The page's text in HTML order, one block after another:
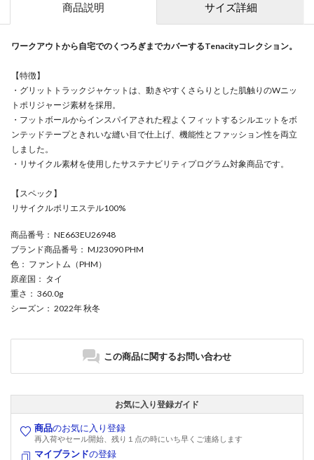
商品説明 サイズ詳細
ワークアウトから自宅でのくつろぎまでカバーするTenacityコレクション。
【特徴】
・グリットトラックジャケットは、動きやすくさらりとした肌触りのWニッ
トポリジャージ素材を採用。
・フットボールからインスパイアされた程よくフィットするシルエットをボ
ンテッドテープときれいな縫い目で仕上げ、機能性とファッション性を両立
しました。
・リサイクル素材を使用したサステナビリティプログラム対象商品です。
【スペック】
リサイクルポリエステル100%
商品番号 ： NE663EU26948
ブランド商品番号 ： MJ23090 PHM
色 ： ファントム（PHM）
原産国 ： タイ
重さ ： 360.0g
シーズン ： 2022年 秋冬
この商品に関するお問い合わせ
お気に入り登録ガイド
商品のお気に入り登録
再入荷やセール開始、残り１点の時にいち早くご連絡します
マイブランドの登録